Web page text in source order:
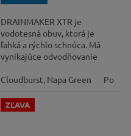
DRAINMAKER XTR je
vodotesná obuv, ktorá je
ľahká a rýchlo schnúca. Má
vynikajúce odvodňovanie
mikrodrážkami pre istú...
Cloudburst, Napa Green Pond,
ZĽAVA